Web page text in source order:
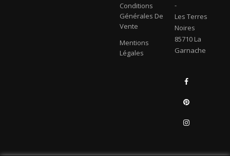
Conditions
Générales De
Vente
Mentions
Légales
-
Les Terres
Noires
85710 La
Garnache